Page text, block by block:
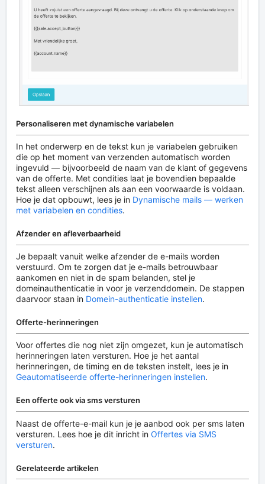
Personaliseren met dynamische variabelen
In het onderwerp en de tekst kun je variabelen gebruiken
die op het moment van verzenden automatisch worden
ingevuld — bijvoorbeeld de naam van de klant of gegevens
van de offerte. Met condities laat je bovendien bepaalde
tekst alleen verschijnen als aan een voorwaarde is voldaan.
Hoe je dat opbouwt, lees je in Dynamische mails — werken
met variabelen en condities.
Afzender en afleverbaarheid
Je bepaalt vanuit welke afzender de e-mails worden
verstuurd. Om te zorgen dat je e-mails betrouwbaar
aankomen en niet in de spam belanden, stel je
domeinauthenticatie in voor je verzenddomein. De stappen
daarvoor staan in Domein-authenticatie instellen.
Offerte-herinneringen
Voor offertes die nog niet zijn omgezet, kun je automatisch
herinneringen laten versturen. Hoe je het aantal
herinneringen, de timing en de teksten instelt, lees je in
Geautomatiseerde offerte-herinneringen instellen.
Een offerte ook via sms versturen
Naast de offerte-e-mail kun je je aanbod ook per sms laten
versturen. Lees hoe je dit inricht in Offertes via SMS
versturen.
Gerelateerde artikelen